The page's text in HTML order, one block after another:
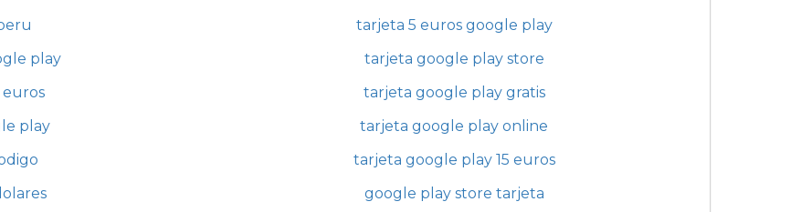
tarjeta 5 euros google play
play
tarjeta google play store
tarjeta google play gratis
play
tarjeta google play online
tarjeta google play 15 euros
google play store tarjeta